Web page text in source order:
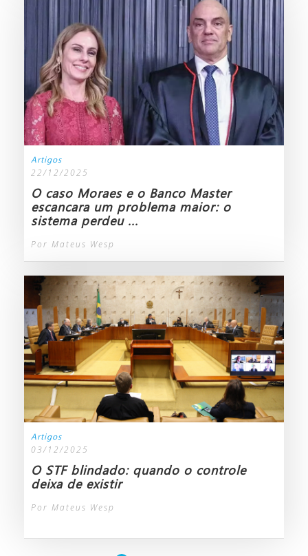
Artigos
22/12/2025
O caso Moraes e o Banco Master
escancara um problema maior: o
sistema perdeu ...
Por Mateus Wesp
Artigos
03/12/2025
O STF blindado: quando o controle
deixa de existir
Por Mateus Wesp